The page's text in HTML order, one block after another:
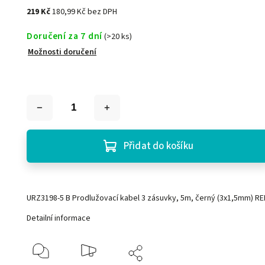
219 Kč180,99 Kč bez DPH
Doručení za 7 dní(>20 ks)
Možnosti doručení
Přidat do košíku
URZ3198-5 B Prodlužovací kabel 3 zásuvky, 5m, černý (3x1,5mm)
Detailní informace